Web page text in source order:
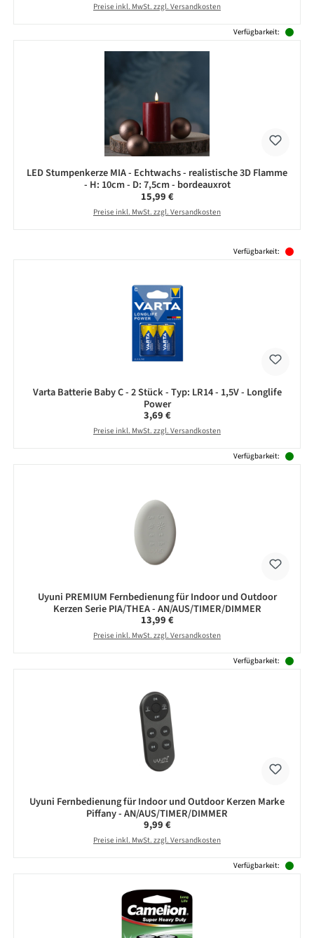
Preise inkl. MwSt. zzgl. Versandkosten
Verfügbarkeit:
LED Stumpenkerze MIA - Echtwachs - realistische 3D Flamme
- H: 10cm - D: 7,5cm - bordeauxrot
Regulärer Preis:
15,99 €
Preise inkl. MwSt. zzgl. Versandkosten
Verfügbarkeit:
Varta Batterie Baby C - 2 Stück - Typ: LR14 - 1,5V - Longlife
Power
Regulärer Preis:
3,69 €
Preise inkl. MwSt. zzgl. Versandkosten
Verfügbarkeit:
Uyuni PREMIUM Fernbedienung für Indoor und Outdoor
Kerzen Serie PIA/THEA - AN/AUS/TIMER/DIMMER
Regulärer Preis:
13,99 €
Preise inkl. MwSt. zzgl. Versandkosten
Verfügbarkeit:
Uyuni Fernbedienung für Indoor und Outdoor Kerzen Marke
Piffany - AN/AUS/TIMER/DIMMER
Regulärer Preis:
9,99 €
Preise inkl. MwSt. zzgl. Versandkosten
Verfügbarkeit: